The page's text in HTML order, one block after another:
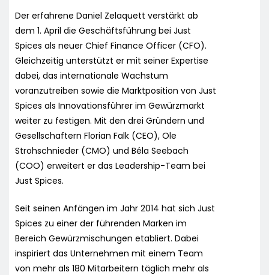
Der erfahrene Daniel Zelaquett verstärkt ab
dem 1. April die Geschäftsführung bei Just
Spices als neuer Chief Finance Officer (CFO).
Gleichzeitig unterstützt er mit seiner Expertise
dabei, das internationale Wachstum
voranzutreiben sowie die Marktposition von Just
Spices als Innovationsführer im Gewürzmarkt
weiter zu festigen. Mit den drei Gründern und
Gesellschaftern Florian Falk (CEO), Ole
Strohschnieder (CMO) und Béla Seebach
(COO) erweitert er das Leadership-Team bei
Just Spices.
Seit seinen Anfängen im Jahr 2014 hat sich Just
Spices zu einer der führenden Marken im
Bereich Gewürzmischungen etabliert. Dabei
inspiriert das Unternehmen mit einem Team
von mehr als 180 Mitarbeitern täglich mehr als